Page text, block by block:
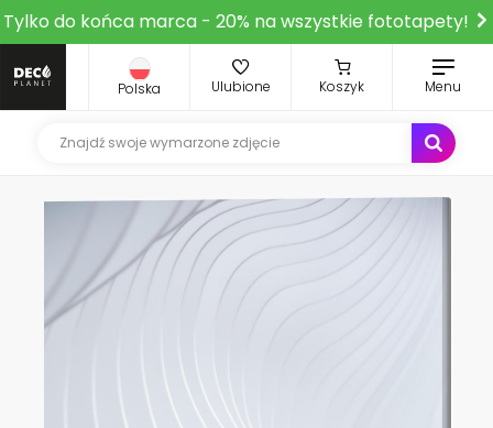
Tylko do końca marca - 20% na wszystkie fototapety!
Polska Ulubione Koszyk Menu